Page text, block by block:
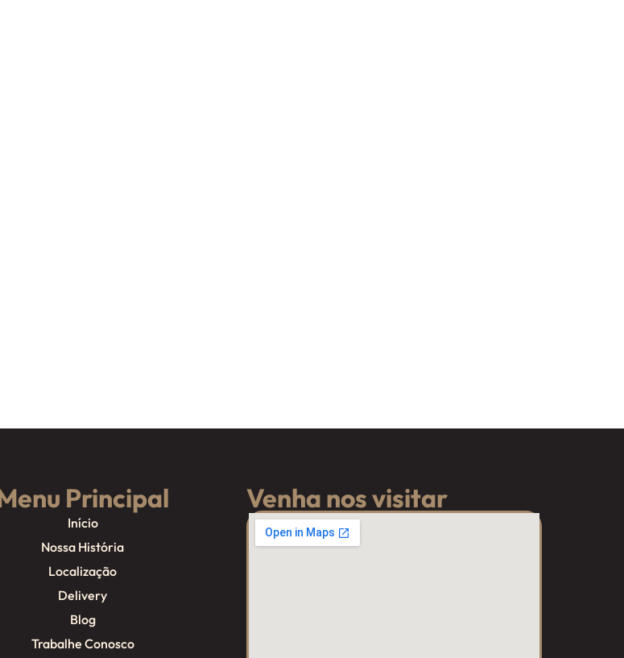
Principal
Início
Nossa História
Localização
Delivery
Blog
Trabalhe Conosco
Venha nos visitar